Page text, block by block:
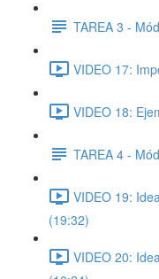
TAREA 3 -
VIDEO 17:
VIDEO 18:
TAREA 4 -
VIDEO 19:
(19:32)
VIDEO 20: